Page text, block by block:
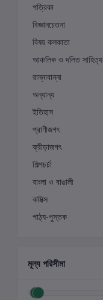
পত্রিকা
বিজ্ঞানচেতনা
বিষয় কলকাতা
আঞ্চলিক ও দলিত সাহিত্য
রান্নাবান্না
অন্যান্য
ইতিহাস
প্রাণীজগৎ
ক্রীড়াজগৎ
শিল্পচর্চা
বাংলা ও বাঙালী
কমিক্স
পাঠ্য-পুস্তক
মূল্য পরিসীমা